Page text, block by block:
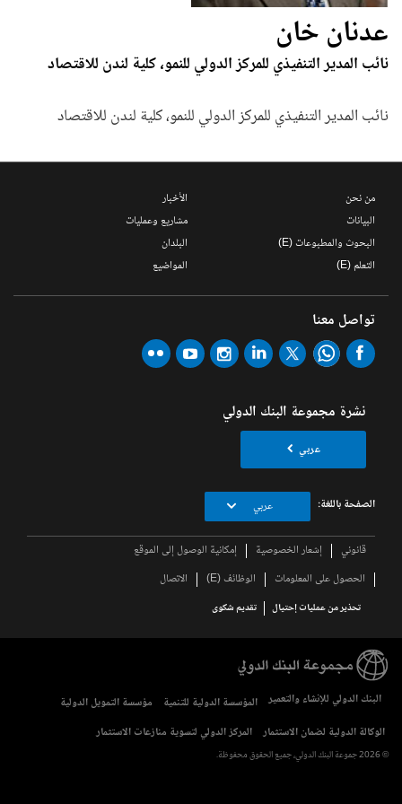
عدنان خان
نائب المدير التنفيذي للمركز الدولي للنمو، كلية لندن للاقتصاد
نائب المدير التنفيذي للمركز الدولي للنمو، كلية لندن للاقتصاد
من نحن
البيانات
البحوث والمطبوعات (E)
التعلم (E)
الأخبار
مشاريع وعمليات
البلدان
المواضيع
تواصل معنا
نشرة مجموعة البنك الدولي
عربي
الصفحة باللغة: عربي
قانوني إشعار الخصوصية
إمكانية الوصول إلى الموقع
الحصول على المعلومات
الوظائف (E) الاتصال
تحذير من عمليات إحتيال تقديم شكوى
البنك الدولي للإنشاء والتعمير المؤسسة الدولية للتنمية
مؤسسة التمويل الدولية
الوكالة الدولية لضمان الاستثمار المركز الدولي لتسوية منازعات الاستثمار
© 2026 جموعة البنك الدولي، جميع الحقوق محفوظة.